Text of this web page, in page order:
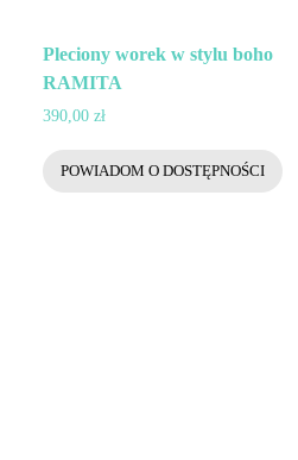
Pleciony worek w stylu boho
RAMITA
390,00 zł
POWIADOM O DOSTĘPNOŚCI